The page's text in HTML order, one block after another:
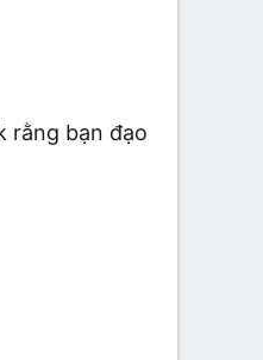
rằng bạn đạo